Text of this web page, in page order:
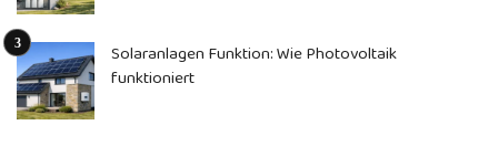
Solaranlagen Funktion: Wie Photovoltaik
funktioniert